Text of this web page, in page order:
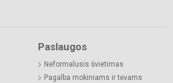
Paslaugos
Neformalusis švietimas
Pagalba mokiniams ir tėvams